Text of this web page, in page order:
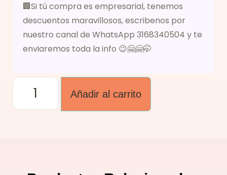
🏢Si tú compra es empresarial, tenemos
descuentos maravillosos, escribenos por
nuestro canal de WhatsApp 3168340504 y te
enviaremos toda la info 😉🤗🤗🤭
Añadir al carrito